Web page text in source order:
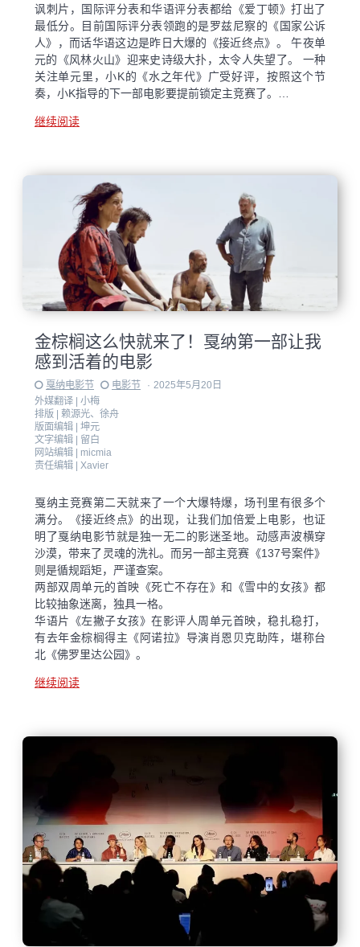
讽刺片，国际评分表和华语评分表都给《爱丁顿》打出了
最低分。目前国际评分表领跑的是罗兹尼察的《国家公诉
人》，而话华语这边是昨日大爆的《接近终点》。 午夜单
元的《风林火山》迎来史诗级大扑，太令人失望了。 一种
关注单元里，小K的《水之年代》广受好评，按照这个节
奏，小K指导的下一部电影要提前锁定主竞赛了。…
继续阅读
金棕榈这么快就来了！戛纳第一部让我
感到活着的电影
戛纳电影节 电影节 · 2025年5月20日
外媒翻译 | 小梅
排版 | 赖源光、徐舟
版面编辑 | 坤元
文字编辑 | 留白
网站编辑 | micmia
责任编辑 | Xavier
戛纳主竞赛第二天就来了一个大爆特爆，场刊里有很多个
满分。《接近终点》的出现，让我们加倍爱上电影，也证
明了戛纳电影节就是独一无二的影迷圣地。动感声波横穿
沙漠，带来了灵魂的洗礼。而另一部主竞赛《137号案件》
则是循规蹈矩，严谨查案。
两部双周单元的首映《死亡不存在》和《雪中的女孩》都
比较抽象迷离，独具一格。
华语片《左撇子女孩》在影评人周单元首映，稳扎稳打，
有去年金棕榈得主《阿诺拉》导演肖恩贝克助阵，堪称台
北《佛罗里达公园》。
继续阅读